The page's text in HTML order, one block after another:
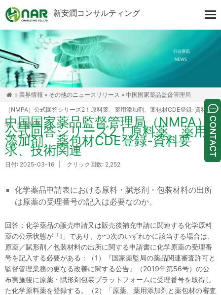
新安潤コンサルティング
 » 業界情報 » その他のニュースリリース » 中国国家薬品監督管理局
（NMPA）公式回答シリーズ2！原料薬、薬用添加剤、薬包材CDE登録-資料要
求、技術関連
中国国家薬品監督管理局（NMPA）
公式回答シリーズ2！原料薬、薬用
添加剤、薬包材CDE登録-資料要
求、技術関連
日付: 2025-03-16 | クリック回数: 2,252
化学薬品申請表における原料・賦形剤・包装材料の出所
は原薬の受理番号の記入は必要なのか。
回答：化学薬品の販売申請又は販売後補充申請に関連する化学原料
薬の公示状態が「I」であり、かつ次のいずれかに該当する場合は、
原薬／賦形剤／包装材料の出所に関する申請書に化学原薬の受理番
号を記入する必要がある：（1）『国家薬監局の薬品関連審査許可と
監督管理業務の更なる改善に関する公告』（2019年第56号）の公
布実施後に原薬・賦形剤包装プラットフォームに受理番号を取得し
た化学原料薬を登録する。（2）「原薬、薬用添加剤と薬包材の審査